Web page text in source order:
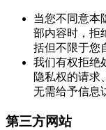
当您不同意本
部内容时，拒
括但不限于您
我们有权拒绝
隐私权的请求
无需给予信息
第三方网站